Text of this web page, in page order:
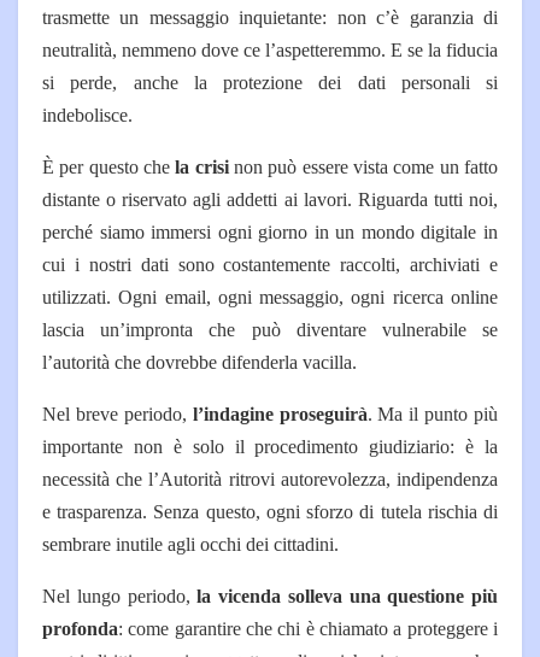
trasmette un messaggio inquietante: non c’è garanzia di
neutralità, nemmeno dove ce l’aspetteremmo. E se la fiducia
si perde, anche la protezione dei dati personali si
indebolisce.
È per questo che la crisinon può essere vista come un fatto
distante o riservato agli addetti ai lavori. Riguarda tutti noi,
perché siamo immersi ogni giorno in un mondo digitale in
cui i nostri dati sono costantemente raccolti, archiviati e
utilizzati. Ogni email, ogni messaggio, ogni ricerca online
lascia un’impronta che può diventare vulnerabile se
l’autorità che dovrebbe difenderla vacilla.
Nel breve periodo, l’indagine proseguirà. Ma il punto più
importante non è solo il procedimento giudiziario: è la
necessità che l’Autorità ritrovi autorevolezza, indipendenza
e trasparenza. Senza questo, ogni sforzo di tutela rischia di
sembrare inutile agli occhi dei cittadini.
Nel lungo periodo, la vicenda solleva una questione più
profonda: come garantire che chi è chiamato a proteggere i